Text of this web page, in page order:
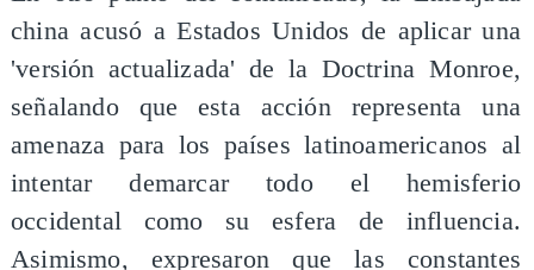
china acusó a Estados Unidos de aplicar una
'versión actualizada' de la Doctrina Monroe,
señalando que esta acción representa una
amenaza para los países latinoamericanos al
intentar demarcar todo el hemisferio
occidental como su esfera de influencia.
Asimismo, expresaron que las constantes